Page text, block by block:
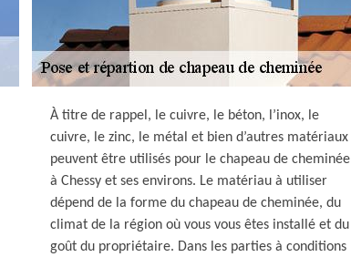
À titre de rappel, le cuivre, le béton, l’inox, le
cuivre, le zinc, le métal et bien d’autres matériaux
peuvent être utilisés pour le chapeau de cheminée
à Chessy et ses environs. Le matériau à utiliser
dépend de la forme du chapeau de cheminée, du
climat de la région où vous vous êtes installé et du
goût du propriétaire. Dans les parties à conditions